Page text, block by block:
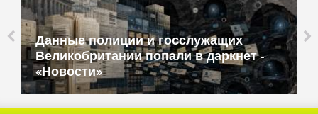
Данные полиции и госслужащих
Великобритании попали в даркнет -
«Новости»